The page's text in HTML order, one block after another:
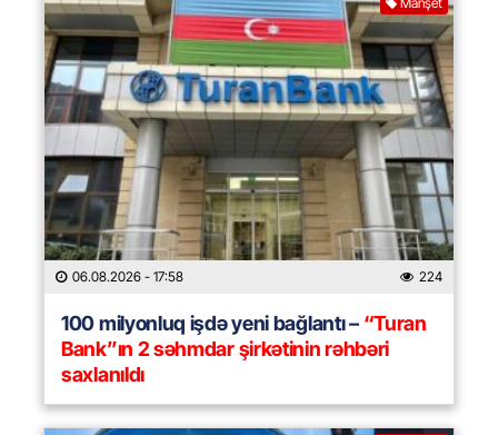
06.08.2026 - 17:58 224
100 milyonluq işdə yeni bağlantı –“Turan
Bank”ın 2 səhmdar şirkətinin rəhbəri
saxlanıldı